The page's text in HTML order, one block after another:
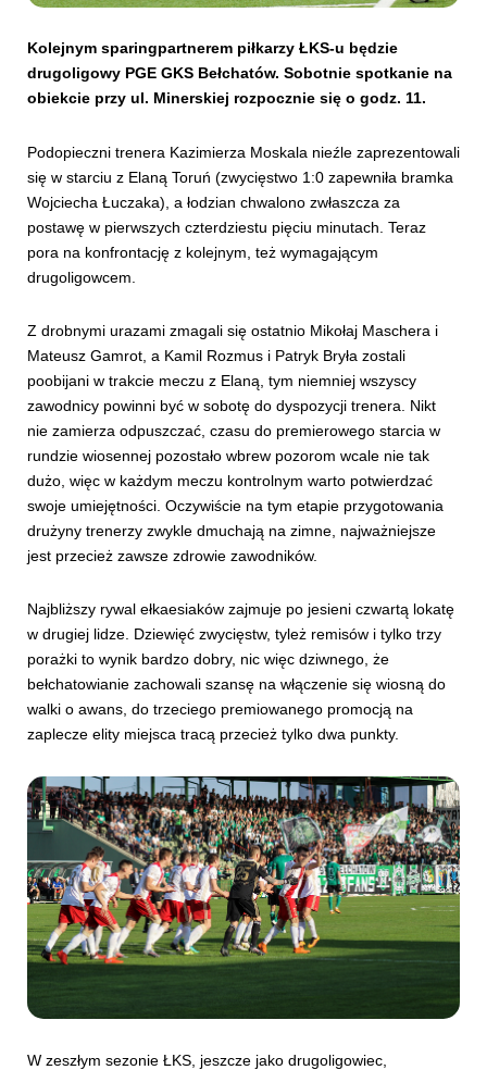
Kolejnym sparingpartnerem piłkarzy ŁKS-u będzie
drugoligowy PGE GKS Bełchatów. Sobotnie spotkanie na
obiekcie przy ul. Minerskiej rozpocznie się o godz. 11.
Podopieczni trenera Kazimierza Moskala nieźle zaprezentowali
się w starciu z Elaną Toruń (zwycięstwo 1:0 zapewniła bramka
Wojciecha Łuczaka), a łodzian chwalono zwłaszcza za
postawę w pierwszych czterdziestu pięciu minutach. Teraz
pora na konfrontację z kolejnym, też wymagającym
drugoligowcem.
Z drobnymi urazami zmagali się ostatnio Mikołaj Maschera i
Mateusz Gamrot, a Kamil Rozmus i Patryk Bryła zostali
poobijani w trakcie meczu z Elaną, tym niemniej wszyscy
zawodnicy powinni być w sobotę do dyspozycji trenera. Nikt
nie zamierza odpuszczać, czasu do premierowego starcia w
rundzie wiosennej pozostało wbrew pozorom wcale nie tak
dużo, więc w każdym meczu kontrolnym warto potwierdzać
swoje umiejętności. Oczywiście na tym etapie przygotowania
drużyny trenerzy zwykle dmuchają na zimne, najważniejsze
jest przecież zawsze zdrowie zawodników.
Najbliższy rywal ełkaesiaków zajmuje po jesieni czwartą lokatę
w drugiej lidze. Dziewięć zwycięstw, tyleż remisów i tylko trzy
porażki to wynik bardzo dobry, nic więc dziwnego, że
bełchatowianie zachowali szansę na włączenie się wiosną do
walki o awans, do trzeciego premiowanego promocją na
zaplecze elity miejsca tracą przecież tylko dwa punkty.
W zeszłym sezonie ŁKS, jeszcze jako drugoligowiec,